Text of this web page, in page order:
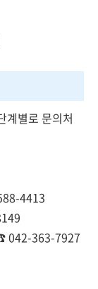
계별로 문의처
4413
042-363-7927